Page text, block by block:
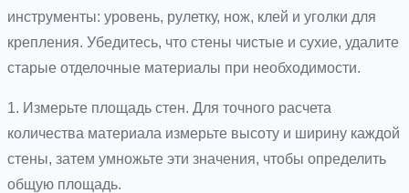
инструменты: уровень, рулетку, нож, клей и уголки для
крепления. Убедитесь, что стены чистые и сухие, удалите
старые отделочные материалы при необходимости.
1. Измерьте площадь стен. Для точного расчета
количества материала измерьте высоту и ширину каждой
стены, затем умножьте эти значения, чтобы определить
общую площадь.